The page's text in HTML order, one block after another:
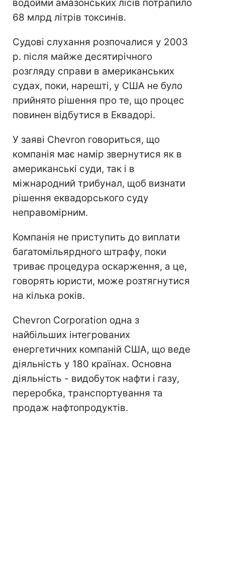
водойми амазонських лісів потрапило
68 млрд літрів токсинів.
Судові слухання розпочалися у 2003
р. після майже десятирічного
розгляду справи в американських
судах, поки, нарешті, у США не було
прийнято рішення про те, що процес
повинен відбутися в Еквадорі.
У заяві Chevron говориться, що
компанія має намір звернутися як в
американські суди, так і в
міжнародний трибунал, щоб визнати
рішення еквадорського суду
неправомірним.
Компанія не приступить до виплати
багатомільярдного штрафу, поки
триває процедура оскарження, а це,
говорять юристи, може розтягнутися
на кілька років.
Chevron Corporation одна з
найбільших інтегрованих
енергетичних компаній США, що веде
діяльність у 180 країнах. Основна
діяльність - видобуток нафти і газу,
переробка, транспортування та
продаж нафтопродуктів.